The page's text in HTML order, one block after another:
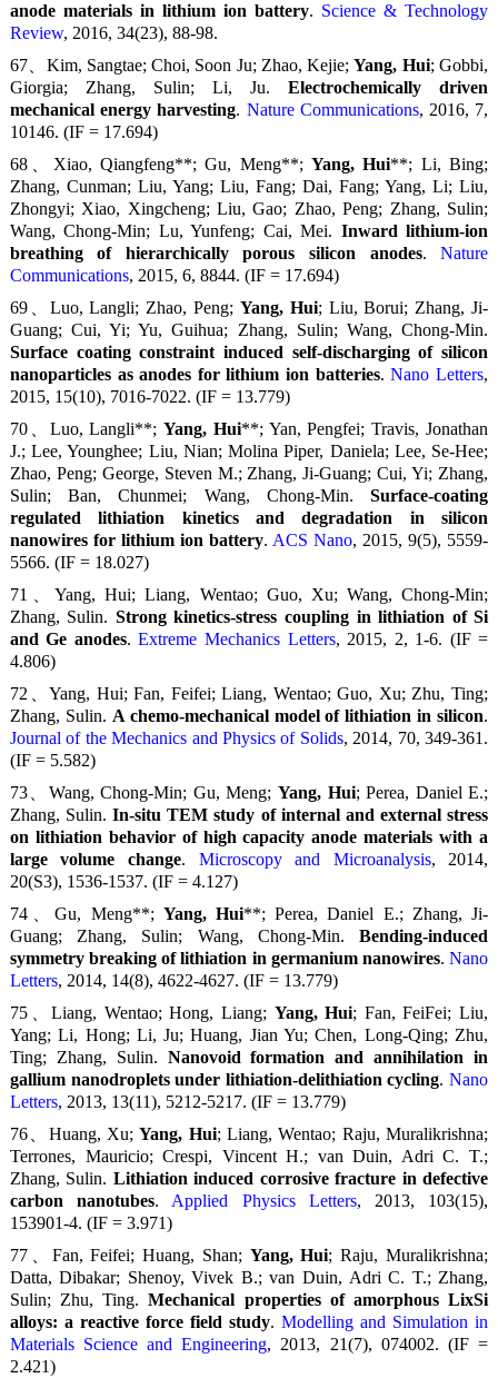
anode materials in lithium ion battery. Science & Technology
Review, 2016, 34(23), 88-98.
67、Kim, Sangtae; Choi, Soon Ju; Zhao, Kejie;Yang, Hui; Gobbi,
Giorgia; Zhang, Sulin; Li, Ju.Electrochemically driven
mechanical energy harvesting. Nature Communications, 2016, 7,
10146. (IF = 17.694)
68、Xiao, Qiangfeng**; Gu, Meng**;Yang, Hui**; Li, Bing;
Zhang, Cunman; Liu, Yang; Liu, Fang; Dai, Fang; Yang, Li; Liu,
Zhongyi; Xiao, Xingcheng; Liu, Gao; Zhao, Peng; Zhang, Sulin;
Wang, Chong-Min; Lu, Yunfeng; Cai, Mei. Inward lithium-ion
breathing of hierarchically porous silicon anodes.Nature
Communications, 2015, 6, 8844. (IF = 17.694)
69、Luo, Langli; Zhao, Peng; Yang, Hui; Liu, Borui; Zhang, Ji-
Guang; Cui, Yi; Yu, Guihua; Zhang, Sulin; Wang, Chong-Min.
Surface coating constraint induced self-discharging of silicon
nanoparticles as anodes for lithium ion batteries.Nano Letters,
2015, 15(10), 7016-7022. (IF = 13.779)
70、Luo, Langli**;Yang, Hui**; Yan, Pengfei; Travis, Jonathan
J.; Lee, Younghee; Liu, Nian; Molina Piper, Daniela; Lee, Se-Hee;
Zhao, Peng; George, Steven M.; Zhang, Ji-Guang; Cui, Yi; Zhang,
Sulin; Ban, Chunmei; Wang, Chong-Min.Surface-coating
regulated lithiation kinetics and degradation in silicon
nanowires for lithium ion battery. ACS Nano, 2015, 9(5), 5559-
5566. (IF = 18.027)
71、Yang, Hui; Liang, Wentao; Guo, Xu; Wang, Chong-Min;
Zhang, Sulin. Strong kinetics-stress coupling in lithiation of Si
and Ge anodes.Extreme Mechanics Letters, 2015, 2, 1-6. (IF =
4.806)
72、Yang, Hui; Fan, Feifei; Liang, Wentao; Guo, Xu; Zhu, Ting;
Zhang, Sulin. A chemo-mechanical model of lithiation in silicon.
Journal of the Mechanics and Physics of Solids, 2014, 70, 349-361.
(IF = 5.582)
73、Wang, Chong-Min; Gu, Meng; Yang, Hui; Perea, Daniel E.;
Zhang, Sulin.In-situ TEM study of internal and external stress
on lithiation behavior of high capacity anode materials with a
large volume change. Microscopy and Microanalysis, 2014,
20(S3), 1536-1537. (IF = 4.127)
74、Gu, Meng**; Yang, Hui**; Perea, Daniel E.; Zhang, Ji-
Guang; Zhang, Sulin; Wang, Chong-Min.Bending-induced
symmetry breaking of lithiation in germanium nanowires.Nano
Letters, 2014, 14(8), 4622-4627. (IF = 13.779)
75、Liang, Wentao; Hong, Liang; Yang, Hui; Fan, FeiFei; Liu,
Yang; Li, Hong; Li, Ju; Huang, Jian Yu; Chen, Long-Qing; Zhu,
Ting; Zhang, Sulin. Nanovoid formation and annihilation in
gallium nanodroplets under lithiation-delithiation cycling.Nano
Letters, 2013, 13(11), 5212-5217. (IF = 13.779)
76、Huang, Xu;Yang, Hui; Liang, Wentao; Raju, Muralikrishna;
Terrones, Mauricio; Crespi, Vincent H.; van Duin, Adri C. T.;
Zhang, Sulin. Lithiation induced corrosive fracture in defective
carbon nanotubes. Applied Physics Letters, 2013, 103(15),
153901-4. (IF = 3.971)
77、Fan, Feifei; Huang, Shan; Yang, Hui; Raju, Muralikrishna;
Datta, Dibakar; Shenoy, Vivek B.; van Duin, Adri C. T.; Zhang,
Sulin; Zhu, Ting.Mechanical properties of amorphous LixSi
alloys: a reactive force field study.Modelling and Simulation in
Materials Science and Engineering, 2013, 21(7), 074002. (IF =
2.421)